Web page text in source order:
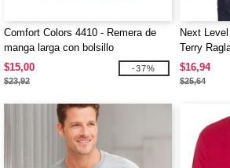
Comfort Colors 4410 - Remera de
manga larga con bolsillo
$15,00
$23,92
-37%
Next
Terry
$16,94
$25,64